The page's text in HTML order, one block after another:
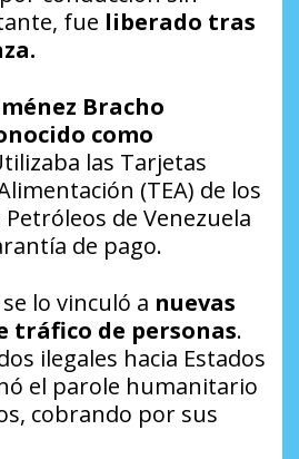
fue liberado tras
Bracho
como
las Tarjetas
(TEA) de los
de Venezuela
de pago.
lo vinculó a nuevas
tráfico de personas.
ilegales hacia Estados
el parole humanitario
cobrando por sus